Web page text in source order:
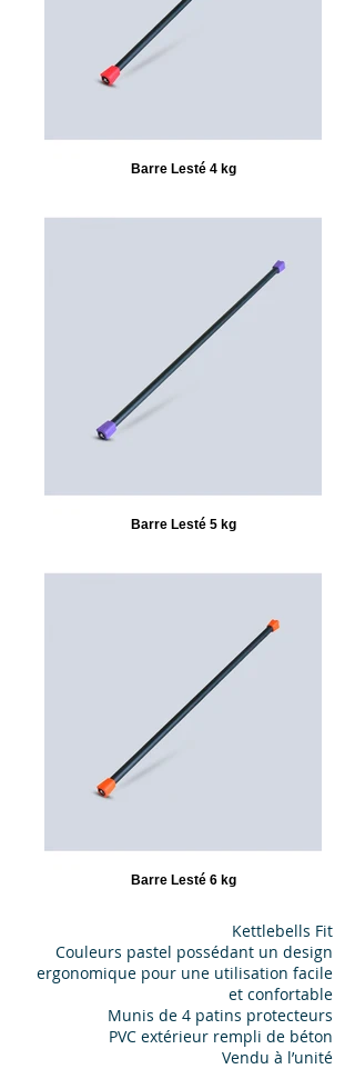
Barre Lesté 4 kg
Barre Lesté 5 kg
Barre Lesté 6 kg
Kettlebells Fit
Couleurs pastel possédant un design
ergonomique pour une utilisation facile
et confortable
Munis de 4 patins protecteurs
PVC extérieur rempli de béton
Vendu à l’unité